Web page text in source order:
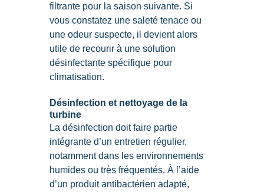
filtrante pour la saison suivante. Si
vous constatez une saleté tenace ou
une odeur suspecte, il devient alors
utile de recourir à une solution
désinfectante spécifique pour
climatisation.
Désinfection et nettoyage de la
turbine
La désinfection doit faire partie
intégrante d’un entretien régulier,
notamment dans les environnements
humides ou très fréquentés. À l’aide
d’un produit antibactérien adapté,